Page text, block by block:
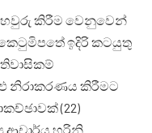
කිරීම වෙනුවෙන්
ඉදිරි කටයුතු
නිරාකරණය කිරීමට
(22)
ආචාර්ය හරිනි